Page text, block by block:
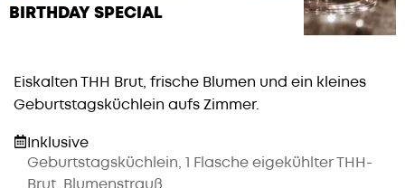
BIRTHDAY SPECIAL
Eiskalten THH Brut, frische Blumen und ein kleines
Geburtstagsküchlein aufs Zimmer.
Inklusive
Geburtstagsküchlein, 1 Flasche eigekühlter THH-
Brut, Blumenstrauß.